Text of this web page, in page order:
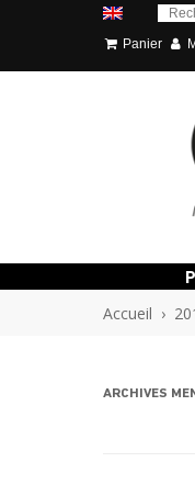
Panier
Accueil ›
ARCHIVES